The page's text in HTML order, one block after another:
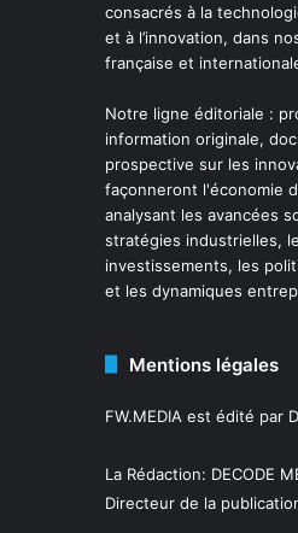
consacrés à la
et à l’innovation, dans
française et
Notre ligne éditoriale :
information originale,
prospective sur les
façonneront l'économie
analysant les avancées
stratégies industrielles,
investissements, les
et les dynamiques
Mentions légales
FW.MEDIA est édité par
La Rédaction: DECODE
Directeur de la